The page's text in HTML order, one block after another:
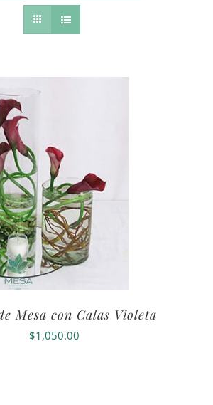
Mesa con Calas Violeta
$1,050.00